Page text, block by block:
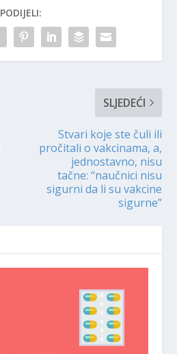
PODIJELI:
SLJEDEĆI
Stvari koje ste čuli ili
pročitali o vakcinama, a,
jednostavno, nisu
tačne: “naučnici nisu
sigurni da li su vakcine
sigurne”